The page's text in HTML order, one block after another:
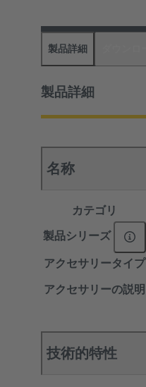
製品詳細
製品詳細
名称
カテゴリ
製品シリーズ
アクセサリータイプ
アクセサリーの説明
技術的特性